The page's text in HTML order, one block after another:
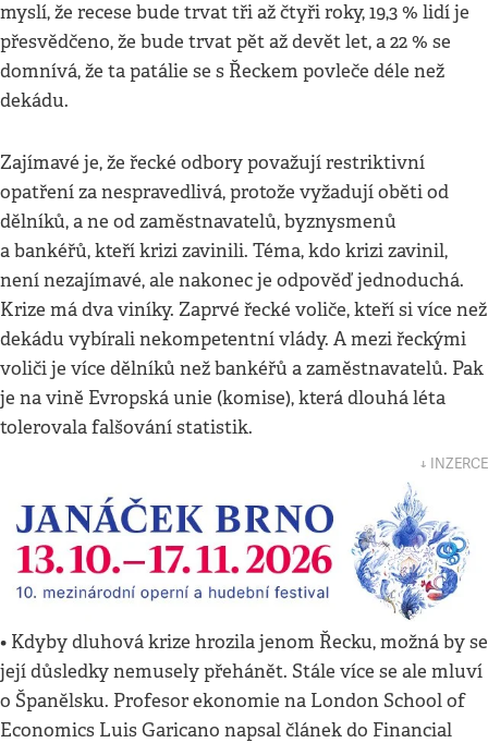
myslí, že recese bude trvat tři až čtyři roky, 19,3 % lidí je
přesvědčeno, že bude trvat pět až devět let, a 22 % se
domnívá, že ta patálie se s Řeckem povleče déle než
dekádu.
Zajímavé je, že řecké odbory považují restriktivní
opatření za nespravedlivá, protože vyžadují oběti od
dělníků, a ne od zaměstnavatelů, byznysmenů
a bankéřů, kteří krizi zavinili. Téma, kdo krizi zavinil,
není nezajímavé, ale nakonec je odpověď jednoduchá.
Krize má dva viníky. Zaprvé řecké voliče, kteří si více než
dekádu vybírali nekompetentní vlády. A mezi řeckými
voliči je více dělníků než bankéřů a zaměstnavatelů. Pak
je na vině Evropská unie (komise), která dlouhá léta
tolerovala falšování statistik.
↓ INZERCE
• Kdyby dluhová krize hrozila jenom Řecku, možná by se
její důsledky nemusely přehánět. Stále více se ale mluví
o Španělsku. Profesor ekonomie na London School of
Economics Luis Garicano napsal článek do Financial